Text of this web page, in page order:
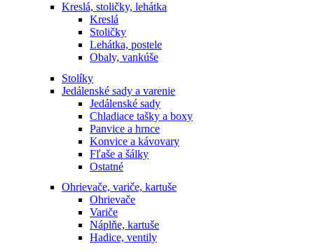
Kreslá, stoličky, lehátka
Kreslá
Stoličky
Lehátka, postele
Obaly, vankúše
Stolíky
Jedálenské sady a varenie
Jedálenské sady
Chladiace tašky a boxy
Panvice a hrnce
Konvice a kávovary
Fľaše a šálky
Ostatné
Ohrievače, variče, kartuše
Ohrievače
Variče
Náplňe, kartuše
Hadice, ventily